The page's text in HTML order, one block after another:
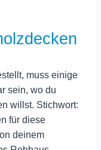
muss einige
sein, wo du
willst. Stichwort:
für diese
deinem